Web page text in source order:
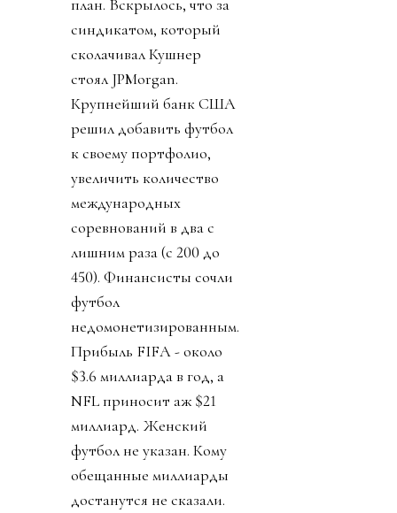
план. Вскрылось, что за
синдикатом, который
сколачивал Кушнер
стоял JPMorgan.
Крупнейший банк США
решил добавить футбол
к своему портфолио,
увеличить количество
международных
соревнований в два с
лишним раза (с 200 до
450). Финансисты сочли
футбол
недомонетизированным.
Прибыль FIFA - около
$3.6 миллиарда в год, а
NFL приносит аж $21
миллиард. Женский
футбол не указан. Кому
обещанные миллиарды
достанутся не сказали.